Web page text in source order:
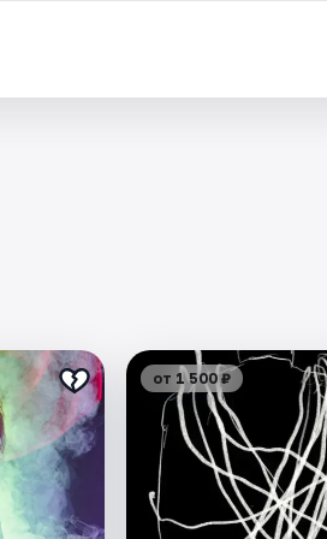
от 1 500 ₽